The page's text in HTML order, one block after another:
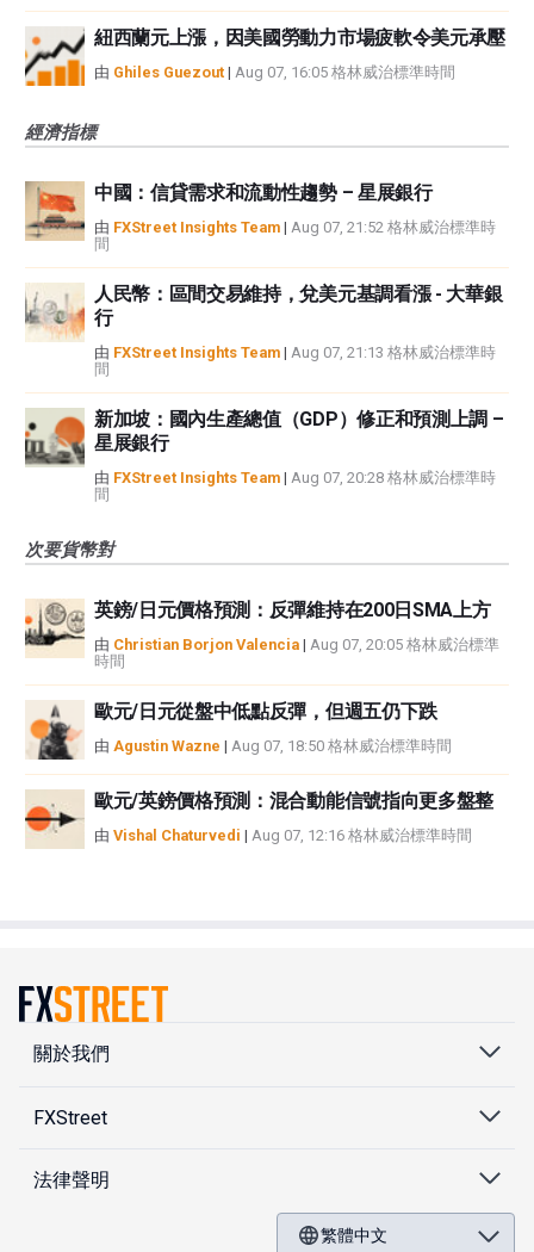
紐西蘭元上漲，因美國勞動力市場疲軟令美元承壓
由 Ghiles Guezout | Aug 07, 16:05 格林威治標準時間
經濟指標
中國：信貸需求和流動性趨勢 – 星展銀行
由 FXStreet Insights Team | Aug 07, 21:52 格林威治標準時
間
人民幣：區間交易維持，兌美元基調看漲 - 大華銀
行
由 FXStreet Insights Team | Aug 07, 21:13 格林威治標準時
間
新加坡：國內生產總值（GDP）修正和預測上調 –
星展銀行
由 FXStreet Insights Team | Aug 07, 20:28 格林威治標準時
間
次要貨幣對
英鎊/日元價格預測：反彈維持在200日SMA上方
由 Christian Borjon Valencia | Aug 07, 20:05 格林威治標準
時間
歐元/日元從盤中低點反彈，但週五仍下跌
由 Agustin Wazne | Aug 07, 18:50 格林威治標準時間
歐元/英鎊價格預測：混合動能信號指向更多盤整
由 Vishal Chaturvedi | Aug 07, 12:16 格林威治標準時間
關於我們
FXStreet
法律聲明
繁體中文